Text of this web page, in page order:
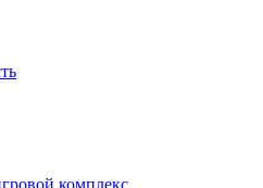
комплекс